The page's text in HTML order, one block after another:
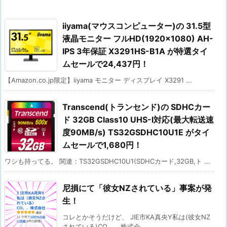
iiyama(マウスコンピューター)の 31.5型
液晶モニター フルHD(1920×1080) AH-
IPS 3年保証 X3291HS-B1A が特選タイ
ムセールで24,437円！
【Amazon.co.jp限定】iiyama モニター ディスプレイ X3291 ...
Transcend(トランセンド)の SDHCカー
ド 32GB Class10 UHS-I対応(最大転送速
度90MB/s) TS32GSDHC10U1E がタイ
ムセールで1,680円！
ワシも持ってる。 関連：TS32GSDHC10U1(SDHCカード,32GB,ト ...
尼損にて「彼女NZされている」事案が発
生！
コレとかそうだけど、 JIE市KA真央Y私は(彼女NZ